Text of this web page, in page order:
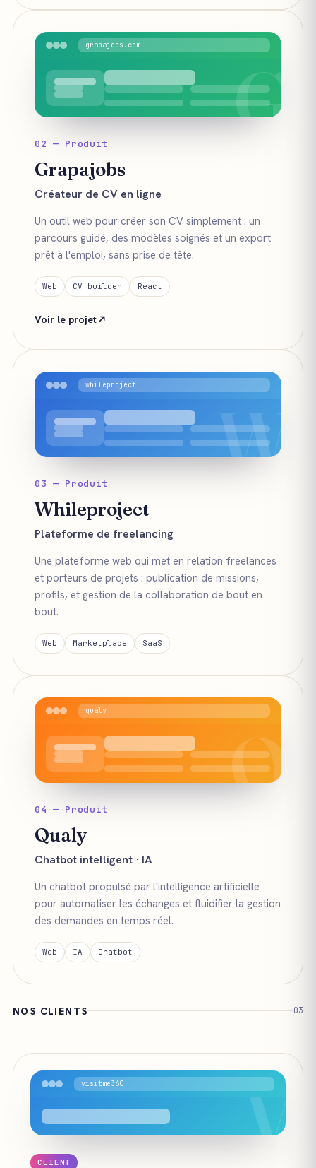
grapajobs.com
G
02 — Produit
Grapajobs
Créateur de CV en ligne
Un outil web pour créer son CV simplement : un
parcours guidé, des modèles soignés et un export
prêt à l'emploi, sans prise de tête.
Web CV builder React
Voir le projet
whileproject
W
03 — Produit
Whileproject
Plateforme de freelancing
Une plateforme web qui met en relation freelances
et porteurs de projets : publication de missions,
profils, et gestion de la collaboration de bout en
bout.
Web Marketplace SaaS
qualy
Q
04 — Produit
Qualy
Chatbot intelligent · IA
Un chatbot propulsé par l'intelligence artificielle
pour automatiser les échanges et fluidifier la gestion
des demandes en temps réel.
Web IA Chatbot
NOS CLIENTS 03
visitme360 V
CLIENT